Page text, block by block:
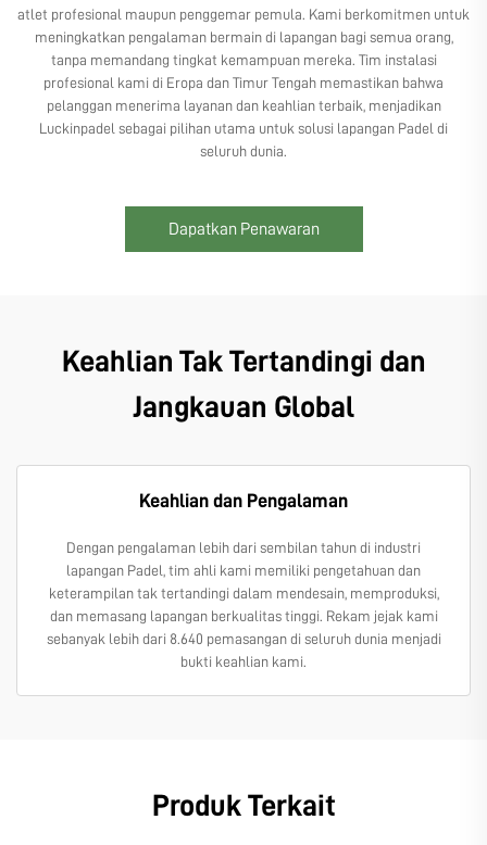
atlet profesional maupun penggemar pemula. Kami berkomitmen untuk
meningkatkan pengalaman bermain di lapangan bagi semua orang,
tanpa memandang tingkat kemampuan mereka. Tim instalasi
profesional kami di Eropa dan Timur Tengah memastikan bahwa
pelanggan menerima layanan dan keahlian terbaik, menjadikan
Luckinpadel sebagai pilihan utama untuk solusi lapangan Padel di
seluruh dunia.
Dapatkan Penawaran
Keahlian Tak Tertandingi dan
Jangkauan Global
Keahlian dan Pengalaman
Dengan pengalaman lebih dari sembilan tahun di industri
lapangan Padel, tim ahli kami memiliki pengetahuan dan
keterampilan tak tertandingi dalam mendesain, memproduksi,
dan memasang lapangan berkualitas tinggi. Rekam jejak kami
sebanyak lebih dari 8.640 pemasangan di seluruh dunia menjadi
bukti keahlian kami.
Produk Terkait